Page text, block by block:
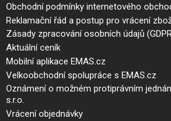
Obchodní podmínky internetového
Reklamační řád a postup pro vrácení
Zásady zpracování osobních údajů
Aktuální ceník
Mobilní aplikace EMAS.cz
Velkoobchodní spolupráce s EMAS.cz
Oznámení o možném protiprávním
s.r.o.
Vrácení objednávky